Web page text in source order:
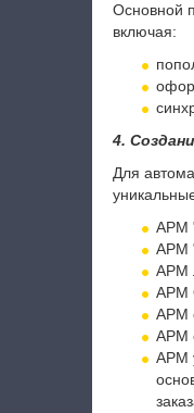
Основной
включая:
4.
Для
АРМ
АРМ
АРМ
АРМ
АРМ
АРМ
АРМ